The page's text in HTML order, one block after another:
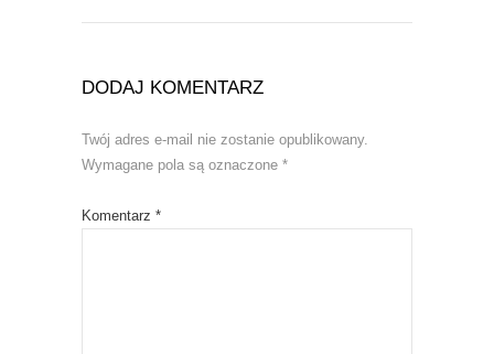
DODAJ KOMENTARZ
Twój adres e-mail nie zostanie opublikowany.
Wymagane pola są oznaczone *
Komentarz *